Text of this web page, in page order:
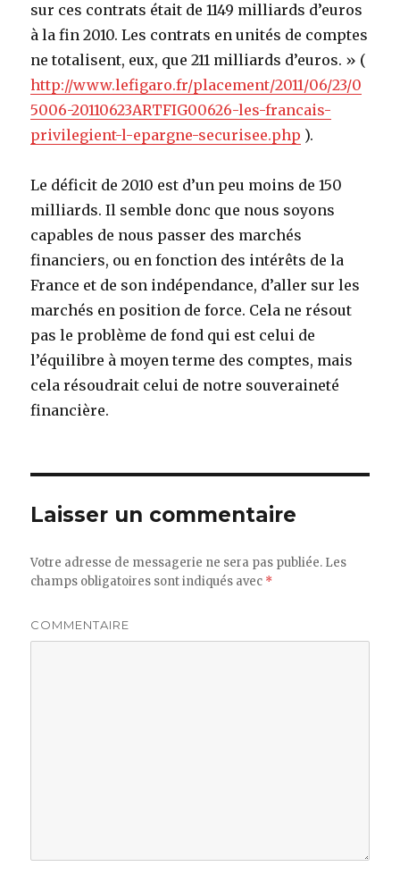
sur ces contrats était de 1149 milliards d’euros
à la fin 2010. Les contrats en unités de comptes
ne totalisent, eux, que 211 milliards d’euros. » (
http://www.lefigaro.fr/placement/2011/06/23/0
5006-20110623ARTFIG00626-les-francais-
privilegient-l-epargne-securisee.php ).
Le déficit de 2010 est d’un peu moins de 150
milliards. Il semble donc que nous soyons
capables de nous passer des marchés
financiers, ou en fonction des intérêts de la
France et de son indépendance, d’aller sur les
marchés en position de force. Cela ne résout
pas le problème de fond qui est celui de
l’équilibre à moyen terme des comptes, mais
cela résoudrait celui de notre souveraineté
financière.
Laisser un commentaire
Votre adresse de messagerie ne sera pas publiée. Les
champs obligatoires sont indiqués avec *
COMMENTAIRE